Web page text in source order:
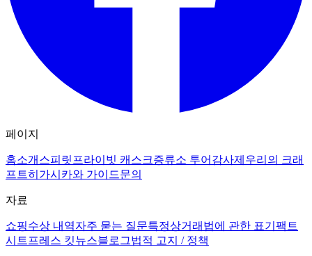
페이지
홈소개 스피릿 프라이빗 캐스크증류소 투어 감사제 우리의 크래
프트히가시카와 가이드문의
자료
쇼핑수상 내역자주 묻는 질문특정상거래법에 관한 표기 팩트
시트 프레스 킷뉴스블로그법적 고지 / 정책